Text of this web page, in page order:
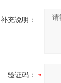
补充说明：
验证码：